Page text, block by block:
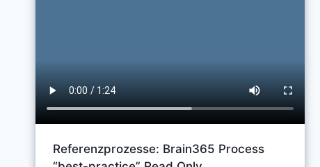
Referenzprozesse: Brain365 Process